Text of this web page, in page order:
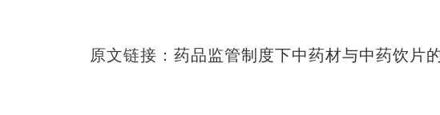
原文链接： 药品监管制度下中药材与中药饮片